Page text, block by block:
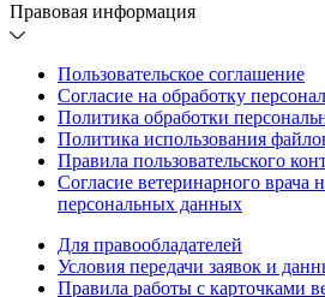
Правовая информация
Пользовательское соглашение
Согласие на обработку
Политика обработки
Политика использования
Правила пользовательского
Согласие ветеринарного врача
персональных данных
Для правообладателей
Условия передачи заявок и
Правила работы с карточками